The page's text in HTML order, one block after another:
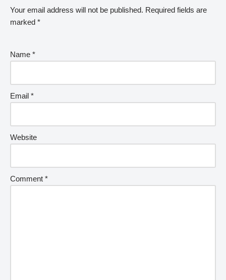
Your email address will not be published. Required fields are
marked *
Name *
Email *
Website
Comment *